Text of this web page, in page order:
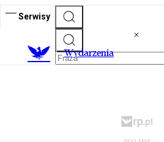
Serwisy
Wydarzenia